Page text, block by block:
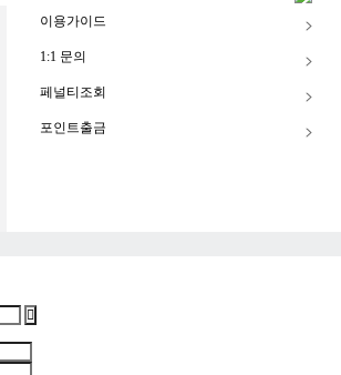
이용가이드
1:1 문의
페널티조회
포인트출금